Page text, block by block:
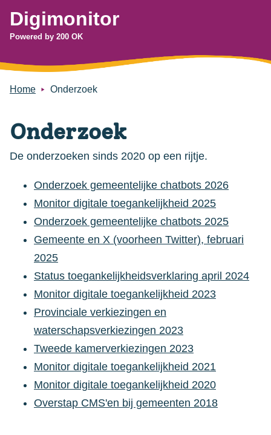
Digimonitor
Powered by 200 OK
Home Onderzoek
Onderzoek
De onderzoeken sinds 2020 op een rijtje.
Onderzoek gemeentelijke chatbots 2026
Monitor digitale toegankelijkheid 2025
Onderzoek gemeentelijke chatbots 2025
Gemeente en X (voorheen Twitter), februari
2025
Status toegankelijkheidsverklaring april 2024
Monitor digitale toegankelijkheid 2023
Provinciale verkiezingen en
waterschapsverkiezingen 2023
Tweede kamerverkiezingen 2023
Monitor digitale toegankelijkheid 2021
Monitor digitale toegankelijkheid 2020
Overstap CMS'en bij gemeenten 2018